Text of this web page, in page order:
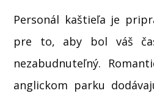
Personál kaštieľa je
pre to, aby bol váš
nezabudnuteľný.
anglickom parku